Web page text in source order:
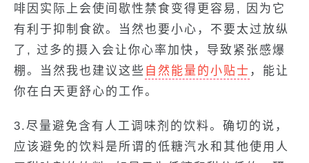
啡因实际上会使间歇性禁食变得更容易, 因为它
有利于抑制食欲。当然也要小心，不要太过放纵
了, 过多的摄入会让你心率加快，导致紧张感爆
棚。当然我也建议这些 自然能量的小贴士 ，能让
你在白天更舒心的工作。
3.尽量避免含有人工调味剂的饮料。确切的说，
应该避免的饮料是所谓的低糖汽水和其他使用人